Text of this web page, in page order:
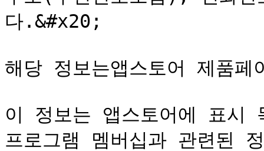
다.&#x20;
해당 정보는앱스토어 제품
이 정보는 앱스토어에 표시
프로그램 멤버십과 관련된